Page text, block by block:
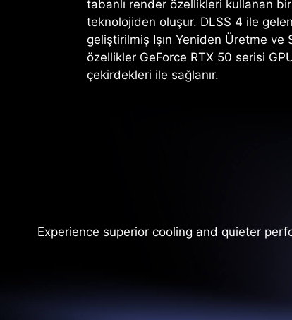
tabanlı render özellikleri kullanan
teknolojiden oluşur. DLSS 4 ile
geliştirilmiş Işın Yeniden Üretme ve
özellikler GeForce RTX 50 serisi
çekirdekleri ile sağlanır.
Experience superior cooling and quieter